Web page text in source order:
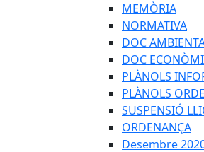
MEMÒRIA
NORMATIVA
DOC
DOC
PLÀNOLS
PLÀNOLS
SUSPENSIÓ
ORDENANÇA
Desembre